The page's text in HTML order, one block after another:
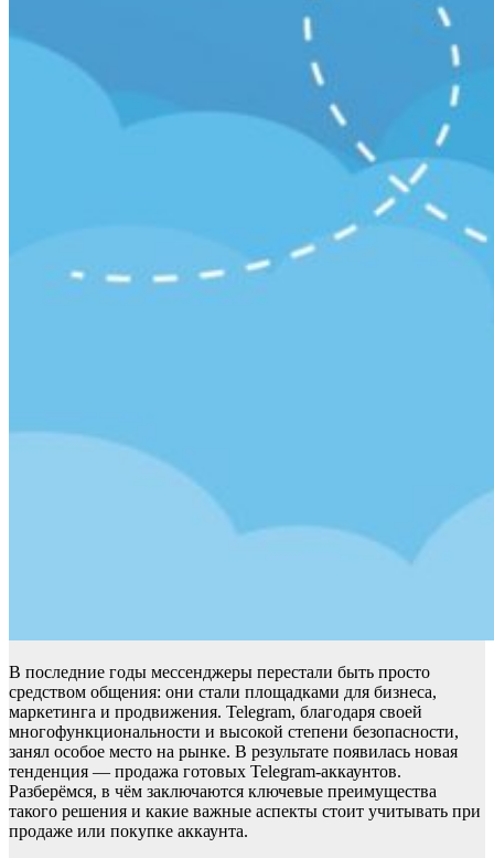
В последние годы мессенджеры перестали быть просто
средством общения: они стали площадками для бизнеса,
маркетинга и продвижения. Telegram, благодаря своей
многофункциональности и высокой степени безопасности,
занял особое место на рынке. В результате появилась новая
тенденция — продажа готовых Telegram-аккаунтов.
Разберёмся, в чём заключаются ключевые преимущества
такого решения и какие важные аспекты стоит учитывать при
продаже или покупке аккаунта.